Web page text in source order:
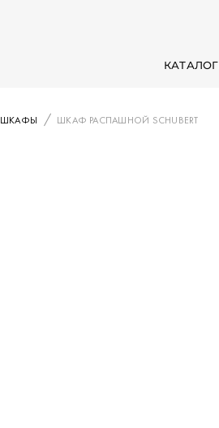
КАТАЛОГ
ШКАФЫ ШКАФ РАСПАШНОЙ SCHUBERT